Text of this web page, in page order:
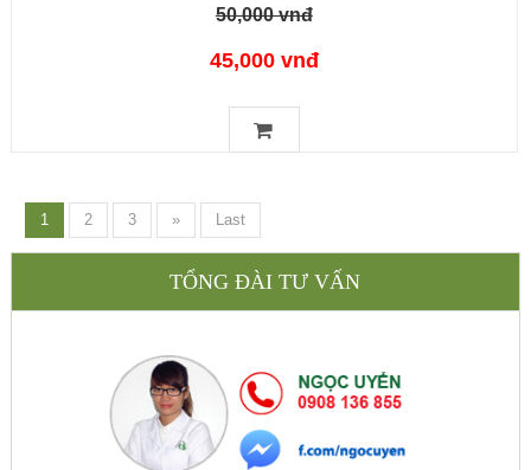
50,000 vnđ
45,000 vnđ
1 2 3 » Last
TỔNG ĐÀI TƯ VẤN